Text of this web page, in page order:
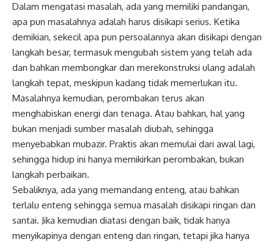
Dalam mengatasi masalah, ada yang memiliki pandangan,
apa pun masalahnya adalah harus disikapi serius. Ketika
demikian, sekecil apa pun persoalannya akan disikapi dengan
langkah besar, termasuk mengubah sistem yang telah ada
dan bahkan membongkar dan merekonstruksi ulang adalah
langkah tepat, meskipun kadang tidak memerlukan itu.
Masalahnya kemudian, perombakan terus akan
menghabiskan energi dan tenaga. Atau bahkan, hal yang
bukan menjadi sumber masalah diubah, sehingga
menyebabkan mubazir. Praktis akan memulai dari awal lagi,
sehingga hidup ini hanya memikirkan perombakan, bukan
langkah perbaikan.
Sebaliknya, ada yang memandang enteng, atau bahkan
terlalu enteng sehingga semua masalah disikapi ringan dan
santai. Jika kemudian diatasi dengan baik, tidak hanya
menyikapinya dengan enteng dan ringan, tetapi jika hanya